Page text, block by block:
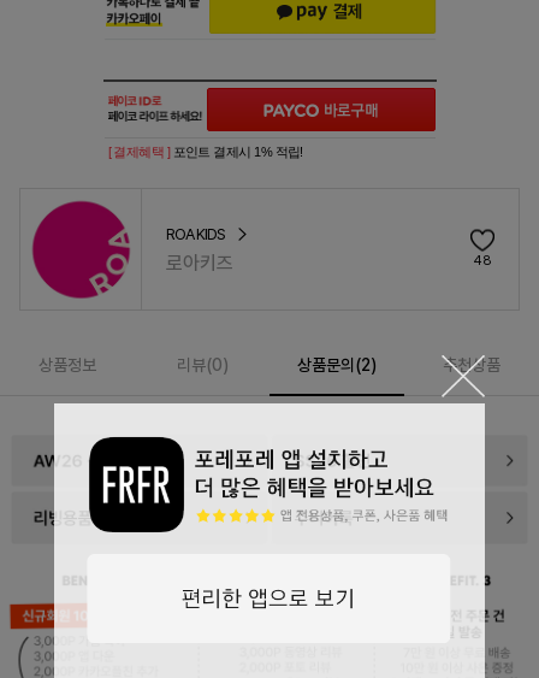
[ 결제혜택 ] 포인트 결제시 1% 적립!
ROA KIDS
로아키즈 48
상품정보 리뷰(0) 상품문의(2) 추천상품